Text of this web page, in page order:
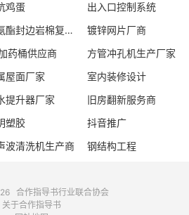
鸡蛋
出入口控制系统
聚氨酯封边岩棉复合板厂家
镀锌网片厂商
药桶供应商
方管冲孔机生产厂家
屋面厂家
室内装修设计
提升器厂家
旧房翻新服务商
塑胶
抖音推广
波清洗机生产商 钢结构工程
合作指导书行业联合协会
关于合作指导书